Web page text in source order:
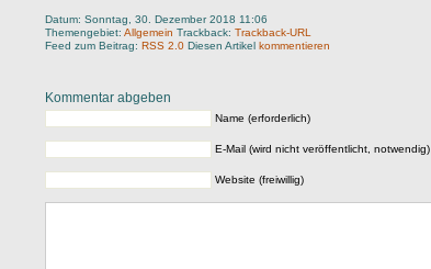
Datum: Sonntag, 30. Dezember 2018 11:06
Themengebiet: Allgemein Trackback: Trackback-URL
Feed zum Beitrag: RSS 2.0 Diesen Artikel kommentieren
Kommentar abgeben
Name (erforderlich)
E-Mail (wird nicht veröffentlicht, notwendig)
Website (freiwillig)